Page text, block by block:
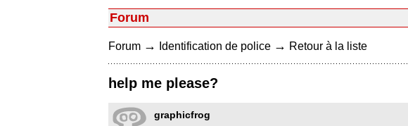
Forum
Forum → Identification de police → Retour à la liste
help me please?
graphicfrog